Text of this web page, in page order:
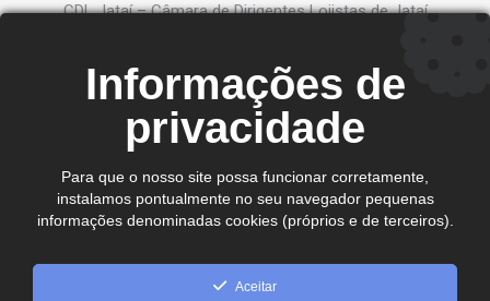
CDL Jataí – Câmara de Dirigentes Lojistas de Jataí
Ver no mapa
comercial@cdljatai
(64) 99602 - 8923
Copyright © 2024 - 2026 CDL Jataí Todos os direitos
Informações de
privacidade
Para que o nosso site possa funcionar corretamente,
instalamos pontualmente no seu navegador pequenas
informações denominadas cookies (próprios e de terceiros).
Aceitar